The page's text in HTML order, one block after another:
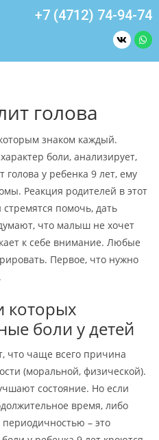
+7 (4712) 74-94-74
голова
знаком каждый.
боли, анализирует,
у ребенка 9 лет, ему
Реакция родителей в этот
помочь, дать
что малыш не хочет
к себе внимание. Любые
Первое, что нужно
которых
боли у детей
что чаще всего причина
(моральной, физической).
состояние. Но если
время, либо
– это